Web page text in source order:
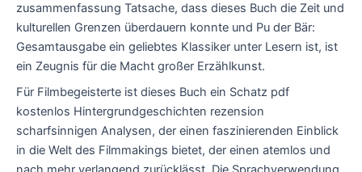
zusammenfassung Tatsache, dass dieses Buch die Zeit und
kulturellen Grenzen überdauern konnte und Pu der Bär:
Gesamtausgabe ein geliebtes Klassiker unter Lesern ist, ist
ein Zeugnis für die Macht großer Erzählkunst.
Für Filmbegeisterte ist dieses Buch ein Schatz pdf
kostenlos Hintergrundgeschichten rezension
scharfsinnigen Analysen, der einen faszinierenden Einblick
in die Welt des Filmmakings bietet, der einen atemlos und